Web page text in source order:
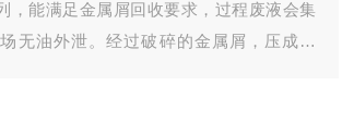
，能满足金属屑回收要求，过程废液会集
无油外泄。经过破碎的金属屑，压成饼